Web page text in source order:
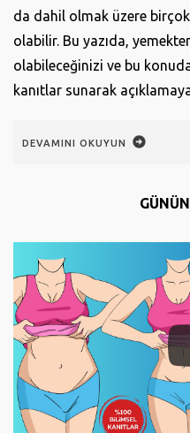
da dahil olmak üzere
olabilir. Bu yazıda,
olabileceğinizi ve bu
kanıtlar sunarak
DEVAMINI OKUYUN